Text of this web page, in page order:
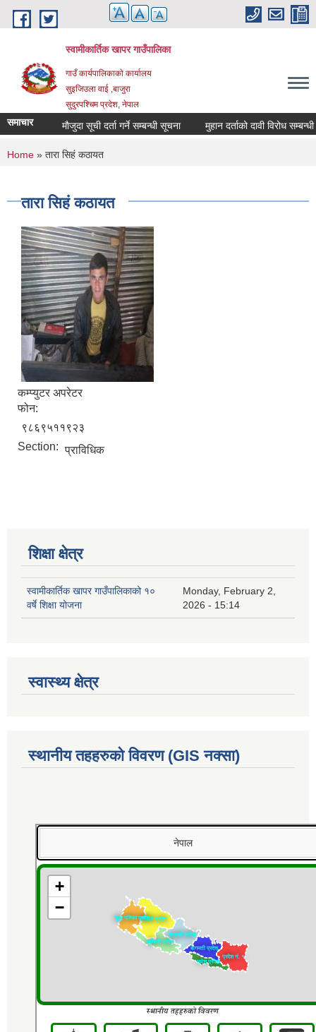
Skip to main content
स्वामीकार्तिक खापर गाउँपालिका
गाउँ कार्यपालिकाकाे कार्यालय
सुइजिउला वाई ,बाजुरा
सुदुरपश्चिम प्रदेश, नेपाल
समाचार माैजुदा सूची दर्ता गर्ने सम्बन्धी सूचना मुहान दर्ताको दावी विरोध सम्बन्धी सूचना
You are here
Home » तारा सिह‌ं कठायत
तारा सिह‌ं कठायत
कम्प्युटर अपरेटर
फोन:
९८६९५११९२३
Section: प्राविधिक
शिक्षा क्षेत्र
स्वामीकार्तिक खापर गाउँपालिकाको १०
वर्षे शिक्षा योजना
Monday, February 2,
2026 - 15:14
स्वास्थ्य क्षेत्र
स्थानीय तहहरुको विवरण (GIS नक्सा)